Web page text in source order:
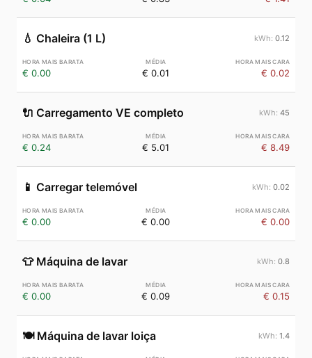
💧 Chaleira (1 L) 0.12
€ 0.00 € 0.01 € 0.02
🔌 Carregamento VE completo 45
€ 0.24 € 5.01 € 8.49
📱 Carregar telemóvel 0.02
€ 0.00 € 0.00 € 0.00
👕 Máquina de lavar 0.8
€ 0.00 € 0.09 € 0.15
🍽️ Máquina de lavar loiça 1.4